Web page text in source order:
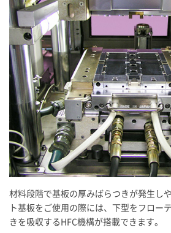
材料段階で基板の厚みばらつきが発生し
ト基板をご使用の際には、下型をフロー
きを吸収するHFC機構が搭載できます。